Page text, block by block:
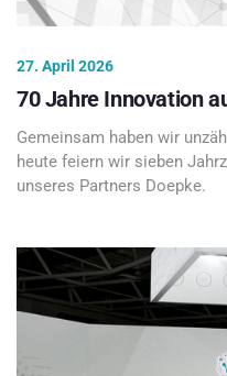
27. April 2026
70 Jahre Innovation
Gemeinsam haben wir
heute feiern wir sieben
unseres Partners Doepke.